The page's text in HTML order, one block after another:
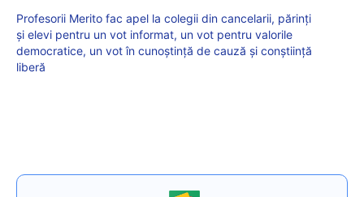
Profesorii Merito fac apel la colegii din cancelarii, părinți
și elevi pentru un vot informat, un vot pentru valorile
democratice, un vot în cunoștință de cauză și conștiință
liberă